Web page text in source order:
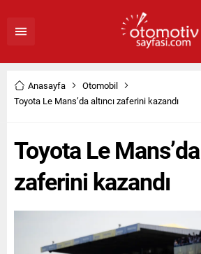
Anasayfa
Otomobil
Toyota Le Mans’da altıncı zaferini kazandı
Toyota Le Mans’da
zaferini kazandı